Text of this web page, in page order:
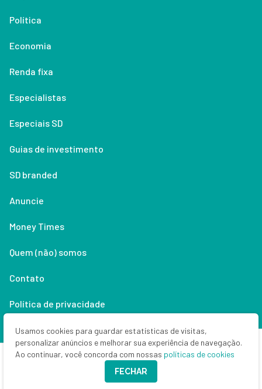
Política
Economia
Renda fixa
Especialistas
Especiais SD
Guias de investimento
SD branded
Anuncie
Money Times
Quem (não) somos
Contato
Política de privacidade
Lifestyle
Copyright © 2026 Seu Dinheiro. Todos os direitos reservados.
CNPJ: 33.523.405/0001-63
Usamos cookies para guardar estatísticas de visitas,
personalizar anúncios e melhorar sua experiência de navegação.
Ao continuar, você concorda com nossas políticas de cookies
FECHAR